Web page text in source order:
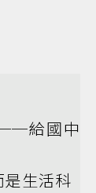
給國中
生活科